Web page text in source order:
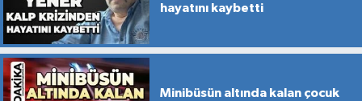
hayatını kaybetti
Minibüsün altında kalan çocuk